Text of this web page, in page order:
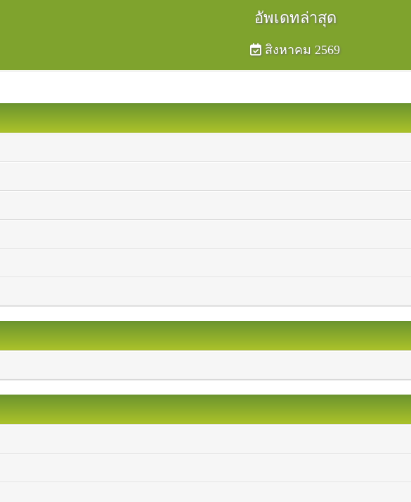
อัพเดทล่าสุด
สิงหาคม 2569